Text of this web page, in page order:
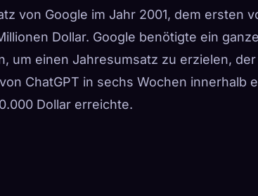
von Google im Jahr 2001, dem ersten
Dollar. Google benötigte ein
um einen Jahresumsatz zu erzielen,
ChatGPT in sechs Wochen innerhalb
Dollar erreichte.